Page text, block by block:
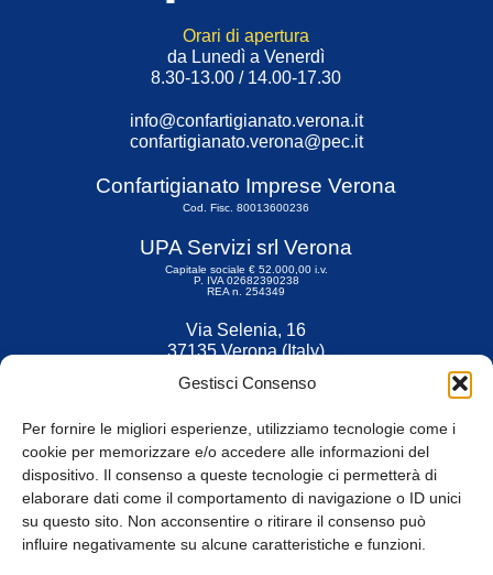
Gestisci Consenso
Per fornire le migliori esperienze, utilizziamo tecnologie come i
cookie per memorizzare e/o accedere alle informazioni del
dispositivo. Il consenso a queste tecnologie ci permetterà di
elaborare dati come il comportamento di navigazione o ID unici
su questo sito. Non acconsentire o ritirare il consenso può
influire negativamente su alcune caratteristiche e funzioni.
Orari di apertura
da Lunedì a Venerdì
8.30-13.00 / 14.00-17.30
info@confartigianato.verona.it
confartigianato.verona@pec.it
Confartigianato Imprese Verona
Cod. Fisc. 80013600236
UPA Servizi srl Verona
Capitale sociale € 52.000,00 i.v.
P. IVA 02682390238
REA n. 254349
Via Selenia, 16
37135 Verona (Italy)
Fax 045 9211599
© Tutti i diritti riservati